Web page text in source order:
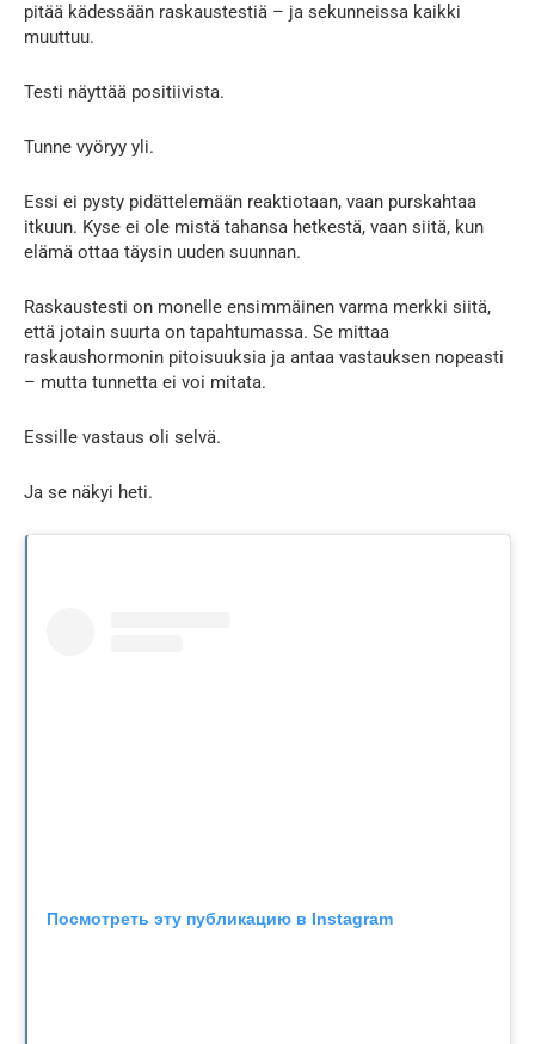
pitää kädessään raskaustestiä – ja sekunneissa kaikki
muuttuu.
Testi näyttää positiivista.
Tunne vyöryy yli.
Essi ei pysty pidättelemään reaktiotaan, vaan purskahtaa
itkuun. Kyse ei ole mistä tahansa hetkestä, vaan siitä, kun
elämä ottaa täysin uuden suunnan.
Raskaustesti on monelle ensimmäinen varma merkki siitä,
että jotain suurta on tapahtumassa. Se mittaa
raskaushormonin pitoisuuksia ja antaa vastauksen nopeasti
– mutta tunnetta ei voi mitata.
Essille vastaus oli selvä.
Ja se näkyi heti.
Посмотреть эту публикацию в Instagram